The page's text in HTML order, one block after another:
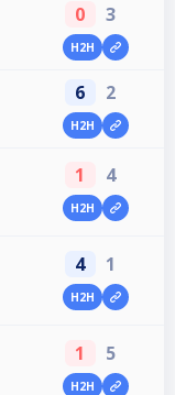
0 3
H2H
6 2
H2H
1 4
H2H
4 1
H2H
1 5
H2H